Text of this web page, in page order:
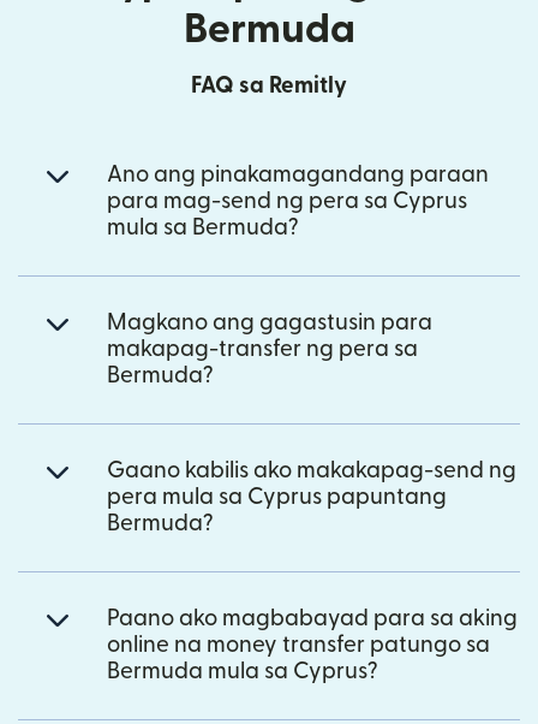
Bermuda
FAQ sa Remitly
Ano ang pinakamagandang paraan
para mag-send ng pera sa Cyprus
mula sa Bermuda?
Magkano ang gagastusin para
makapag-transfer ng pera sa
Bermuda?
Gaano kabilis ako makakapag-send ng
pera mula sa Cyprus papuntang
Bermuda?
Paano ako magbabayad para sa aking
online na money transfer patungo sa
Bermuda mula sa Cyprus?